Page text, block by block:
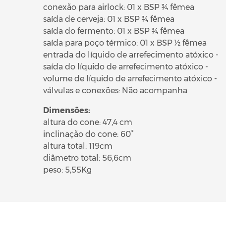
conexão para airlock: 01 x BSP ¾ fêmea
saída de cerveja: 01 x BSP ¾ fêmea
saída do fermento: 01 x BSP ¾ fêmea
saída para poço térmico: 01 x BSP ½ fêmea
entrada do líquido de arrefecimento atóxico -
saída do líquido de arrefecimento atóxico -
volume de líquido de arrefecimento atóxico -
válvulas e conexões: Não acompanha
Dimensões:
altura do cone: 47,4 cm
inclinação do cone: 60°
altura total: 119cm
diâmetro total: 56,6cm
peso: 5,55Kg